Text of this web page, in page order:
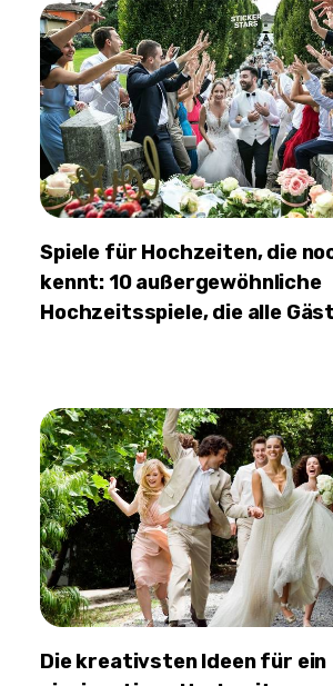
Spiele für Hochzeiten, die
kennt: 10 außergewöhnliche
Hochzeitsspiele, die alle
Die kreativsten Ideen für ein